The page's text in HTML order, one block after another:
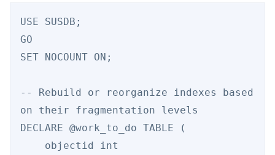
USE SUSDB;
GO
SET NOCOUNT ON;
-- Rebuild or reorganize indexes based
on their fragmentation levels
DECLARE @work_to_do TABLE (